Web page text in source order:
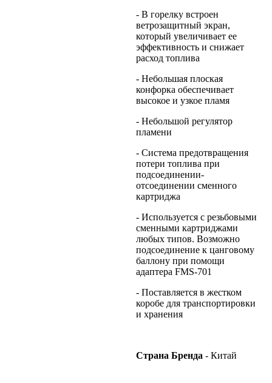
- В горелку встроен
ветрозащитный экран,
который увеличивает ее
эффективность и снижает
расход топлива
- Небольшая плоская
конфорка обеспечивает
высокое и узкое пламя
- Небольшой регулятор
пламени
- Система предотвращения
потери топлива при
подсоединении-
отсоединении сменного
картриджа
- Используется с резьбовыми
сменными картриджами
любых типов. Возможно
подсоединение к цанговому
баллону при помощи
адаптера FMS-701
- Поставляется в жестком
коробе для транспортировки
и хранения
Страна Бренда - Китай